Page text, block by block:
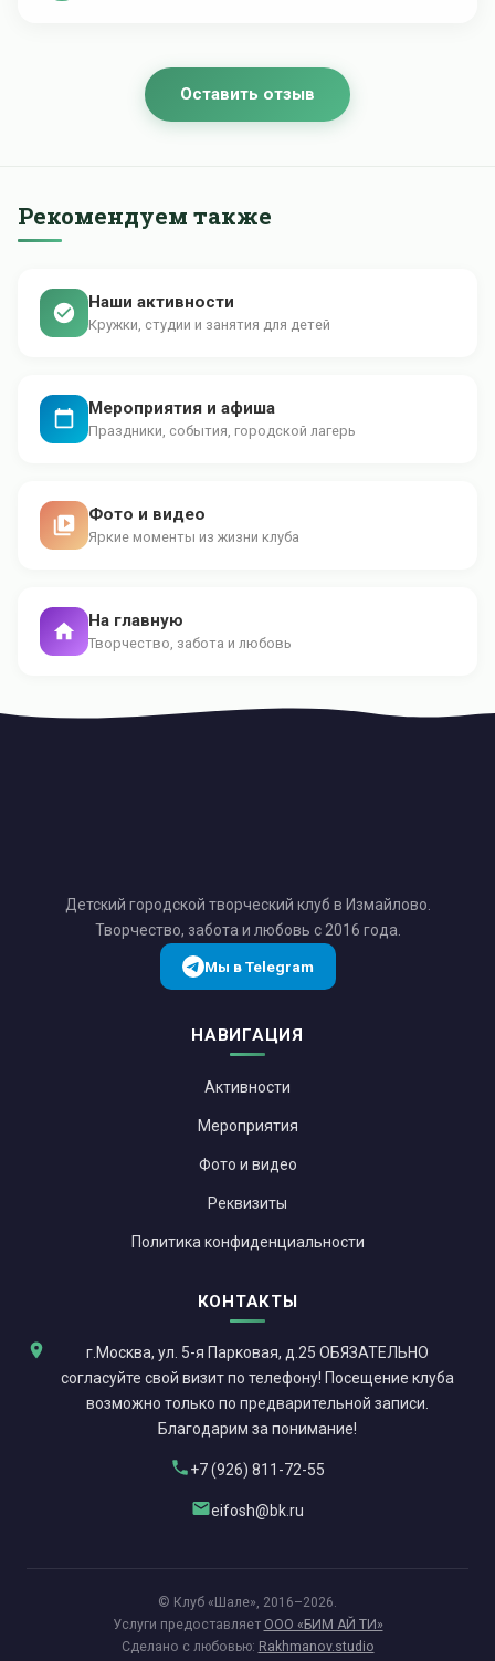
Оставить отзыв
Рекомендуем также
Наши активности
Кружки, студии и занятия для детей
Мероприятия и афиша
Праздники, события, городской лагерь
Фото и видео
Яркие моменты из жизни клуба
На главную
Творчество, забота и любовь
Детский городской творческий клуб в Измайлово.
Творчество, забота и любовь с 2016 года.
Мы в Telegram
НАВИГАЦИЯ
Активности
Мероприятия
Фото и видео
Реквизиты
Политика конфиденциальности
КОНТАКТЫ
г.Москва, ул. 5-я Парковая, д.25 ОБЯЗАТЕЛЬНО
согласуйте свой визит по телефону! Посещение клуба
возможно только по предварительной записи.
Благодарим за понимание!
+7 (926) 811-72-55
eifosh@bk.ru
© Клуб «Шале», 2016–2026.
Услуги предоставляет ООО «БИМ АЙ ТИ»
Сделано с любовью: Rakhmanov.studio